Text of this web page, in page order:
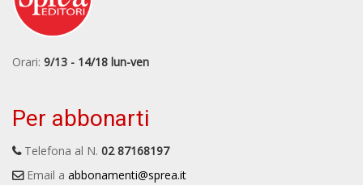
Orari: 9/13 - 14/18 lun-ven
Per abbonarti
Telefona al N. 02 87168197
Email a abbonamenti@sprea.it